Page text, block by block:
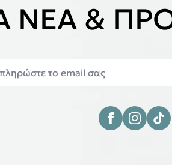
ΝΕΑ &